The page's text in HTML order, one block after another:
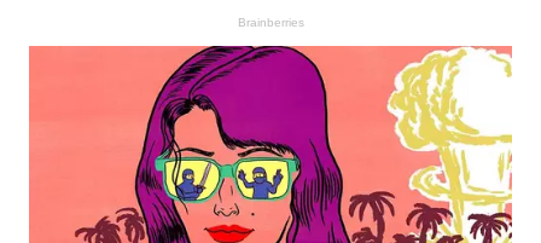
Brainberries